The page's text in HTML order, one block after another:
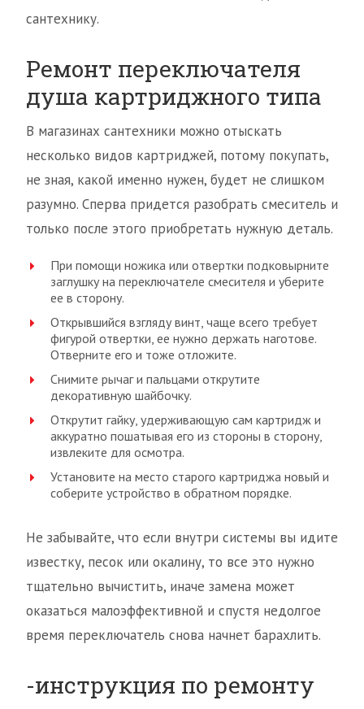
сантехнику.
Ремонт переключателя
душа картриджного типа
В магазинах сантехники можно отыскать
несколько видов картриджей, потому покупать,
не зная, какой именно нужен, будет не слишком
разумно. Сперва придется разобрать смеситель и
только после этого приобретать нужную деталь.
При помощи ножика или отвертки подковырните
заглушку на переключателе смесителя и уберите
ее в сторону.
Открывшийся взгляду винт, чаще всего требует
фигурой отвертки, ее нужно держать наготове.
Отверните его и тоже отложите.
Снимите рычаг и пальцами открутите
декоративную шайбочку.
Открутит гайку, удерживающую сам картридж и
аккуратно пошатывая его из стороны в сторону,
извлеките для осмотра.
Установите на место старого картриджа новый и
соберите устройство в обратном порядке.
Не забывайте, что если внутри системы вы идите
известку, песок или окалину, то все это нужно
тщательно вычистить, иначе замена может
оказаться малоэффективной и спустя недолгое
время переключатель снова начнет барахлить.
-инструкция по ремонту